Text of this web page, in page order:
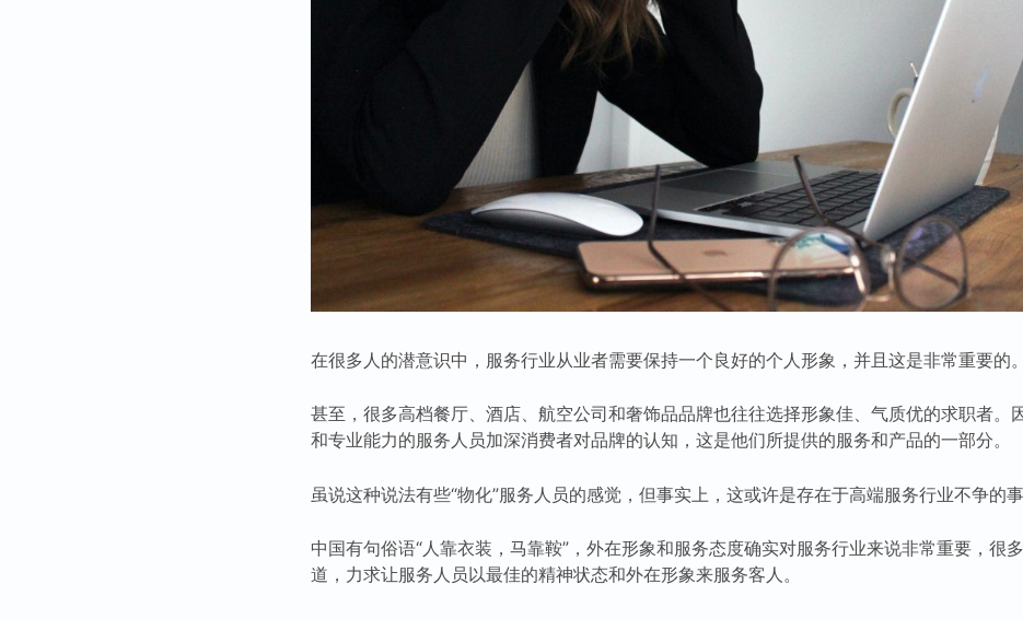
在很多人的潜意识中，服务行业从业者需要保持一个良好的个人形象，并且这是非常重要的。
甚至，很多高档餐厅、酒店、航空公司和奢饰品品牌也往往选择形象佳、气质优的求职者。
和专业能力的服务人员加深消费者对品牌的认知，这是他们所提供的服务和产品的一部分。
虽说这种说法有些“物化”服务人员的感觉，但事实上，这或许是存在于高端服务行业不争的事
中国有句俗语“人靠衣装，马靠鞍”，外在形象和服务态度确实对服务行业来说非常重要，很
道，力求让服务人员以最佳的精神状态和外在形象来服务客人。